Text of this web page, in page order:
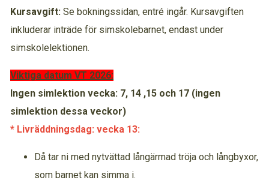
Kursavgift: Se bokningssidan, entré ingår. Kursavgiften
inkluderar inträde för simskolebarnet, endast under
simskolelektionen.
Viktiga datum VT 2026:
Ingen simlektion vecka: 7, 14 ,15 och 17 (ingen
simlektion dessa veckor)
* Livräddningsdag: vecka 13:
Då tar ni med nytvättad långärmad tröja och långbyxor,
som barnet kan simma i.